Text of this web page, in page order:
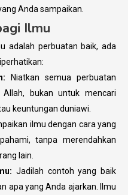
Anda sampaikan.
Ilmu
adalah perbuatan baik, ada
Niatkan semua perbuatan
bukan untuk mencari
keuntungan duniawi.
ilmu dengan cara yang
tanpa merendahkan
lain.
Jadilah contoh yang baik
apa yang Anda ajarkan. Ilmu